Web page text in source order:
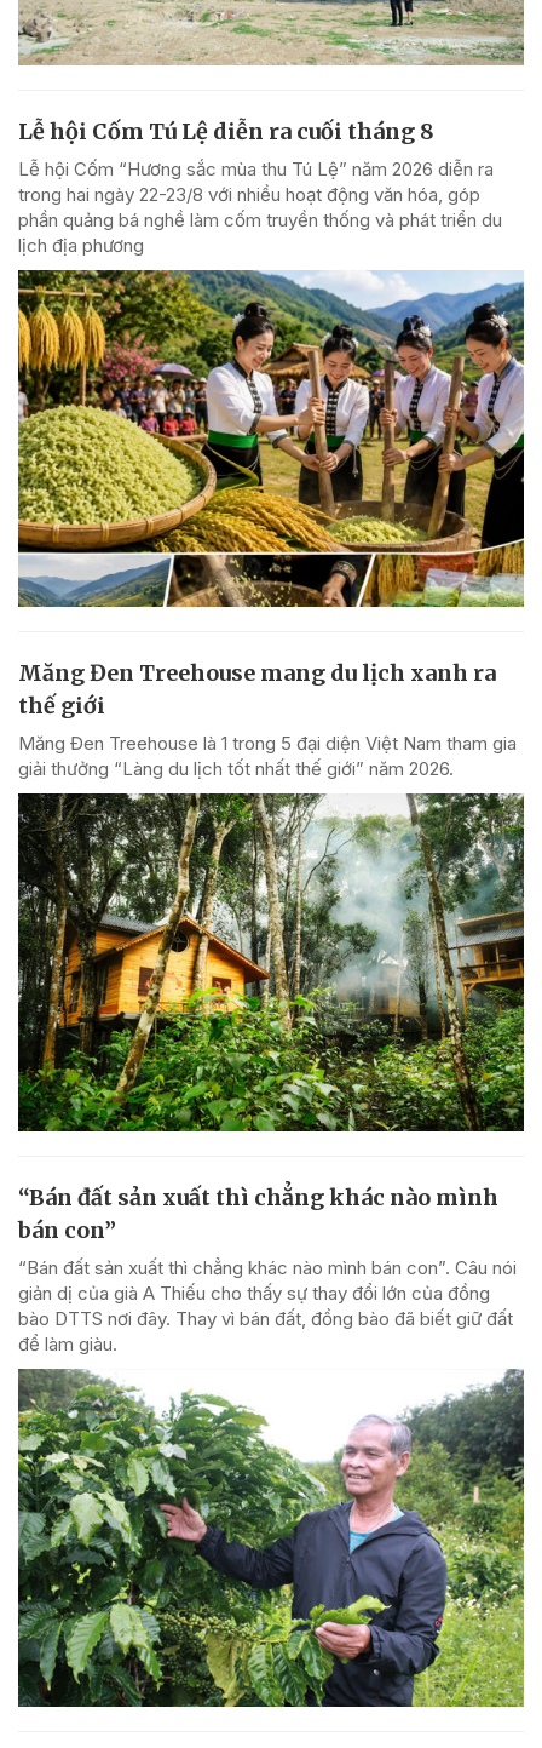
Lễ hội Cốm Tú Lệ diễn ra cuối tháng 8
Lễ hội Cốm “Hương sắc mùa thu Tú Lệ” năm 2026 diễn ra
trong hai ngày 22-23/8 với nhiều hoạt động văn hóa, góp
phần quảng bá nghề làm cốm truyền thống và phát triển du
lịch địa phương
Măng Đen Treehouse mang du lịch xanh ra
thế giới
Măng Đen Treehouse là 1 trong 5 đại diện Việt Nam tham gia
giải thưởng “Làng du lịch tốt nhất thế giới” năm 2026.
“Bán đất sản xuất thì chẳng khác nào mình
bán con”
“Bán đất sản xuất thì chẳng khác nào mình bán con”. Câu nói
giản dị của già A Thiếu cho thấy sự thay đổi lớn của đồng
bào DTTS nơi đây. Thay vì bán đất, đồng bào đã biết giữ đất
để làm giàu.